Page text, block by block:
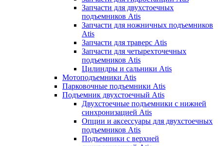
Запчасти для двухстоечных
подъемников Atis
Запчасти для ножничных подъемников
Atis
Запчасти для траверс Atis
Запчасти для четырехточечных
подъемников Atis
Цилиндры и сальники Atis
Мотоподъемники Atis
Парковочные подъемники Atis
Подъемник двухстоечный Atis
Двухстоечные подъемники с нижней
синхронизацией Atis
Опции и аксессуары для двухстоечных
подъемников Atis
Подъемники с верхней